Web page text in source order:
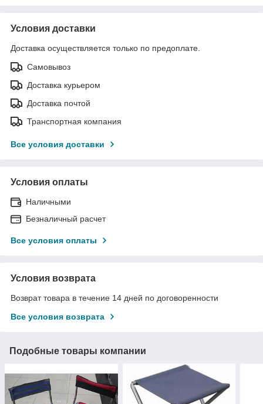
Условия доставки
Доставка осуществляется только по предоплате.
Самовывоз
Доставка курьером
Доставка почтой
Транспортная компания
Все условия доставки
Условия оплаты
Наличными
Безналичный расчет
Все условия оплаты
Условия возврата
Возврат товара в течение 14 дней по договоренности
Все условия возврата
Подобные товары компании